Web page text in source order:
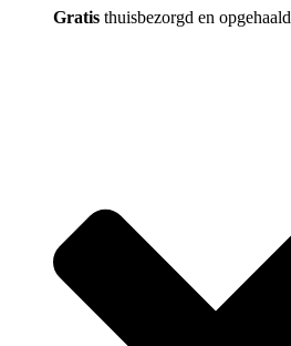
Gratis thuisbezorgd en opgehaald